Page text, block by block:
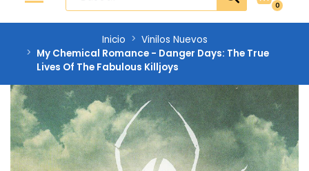
0
Inicio
Vinilos Nuevos
My Chemical Romance - Danger Days: The True
Lives Of The Fabulous Killjoys